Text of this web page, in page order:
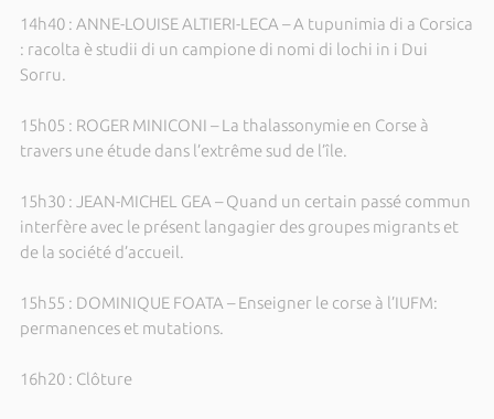
14h40 : ANNE-LOUISE ALTIERI-LECA – A tupunimia di a Corsica
: racolta è studii di un campione di nomi di lochi in i Dui
Sorru.
15h05 : ROGER MINICONI – La thalassonymie en Corse à
travers une étude dans l’extrême sud de l’île.
15h30 : JEAN-MICHEL GEA – Quand un certain passé commun
interfère avec le présent langagier des groupes migrants et
de la société d’accueil.
15h55 : DOMINIQUE FOATA – Enseigner le corse à l’IUFM:
permanences et mutations.
16h20 : Clôture